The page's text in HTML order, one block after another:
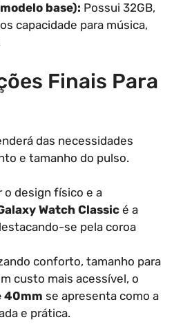
base): Possui 32GB,
capacidade para música,
Finais Para
das necessidades
e tamanho do pulso.
o design físico e a
Watch Classic é a
se pela coroa
conforto, tamanho para
custo mais acessível, o
40mm se apresenta como a
e prática.